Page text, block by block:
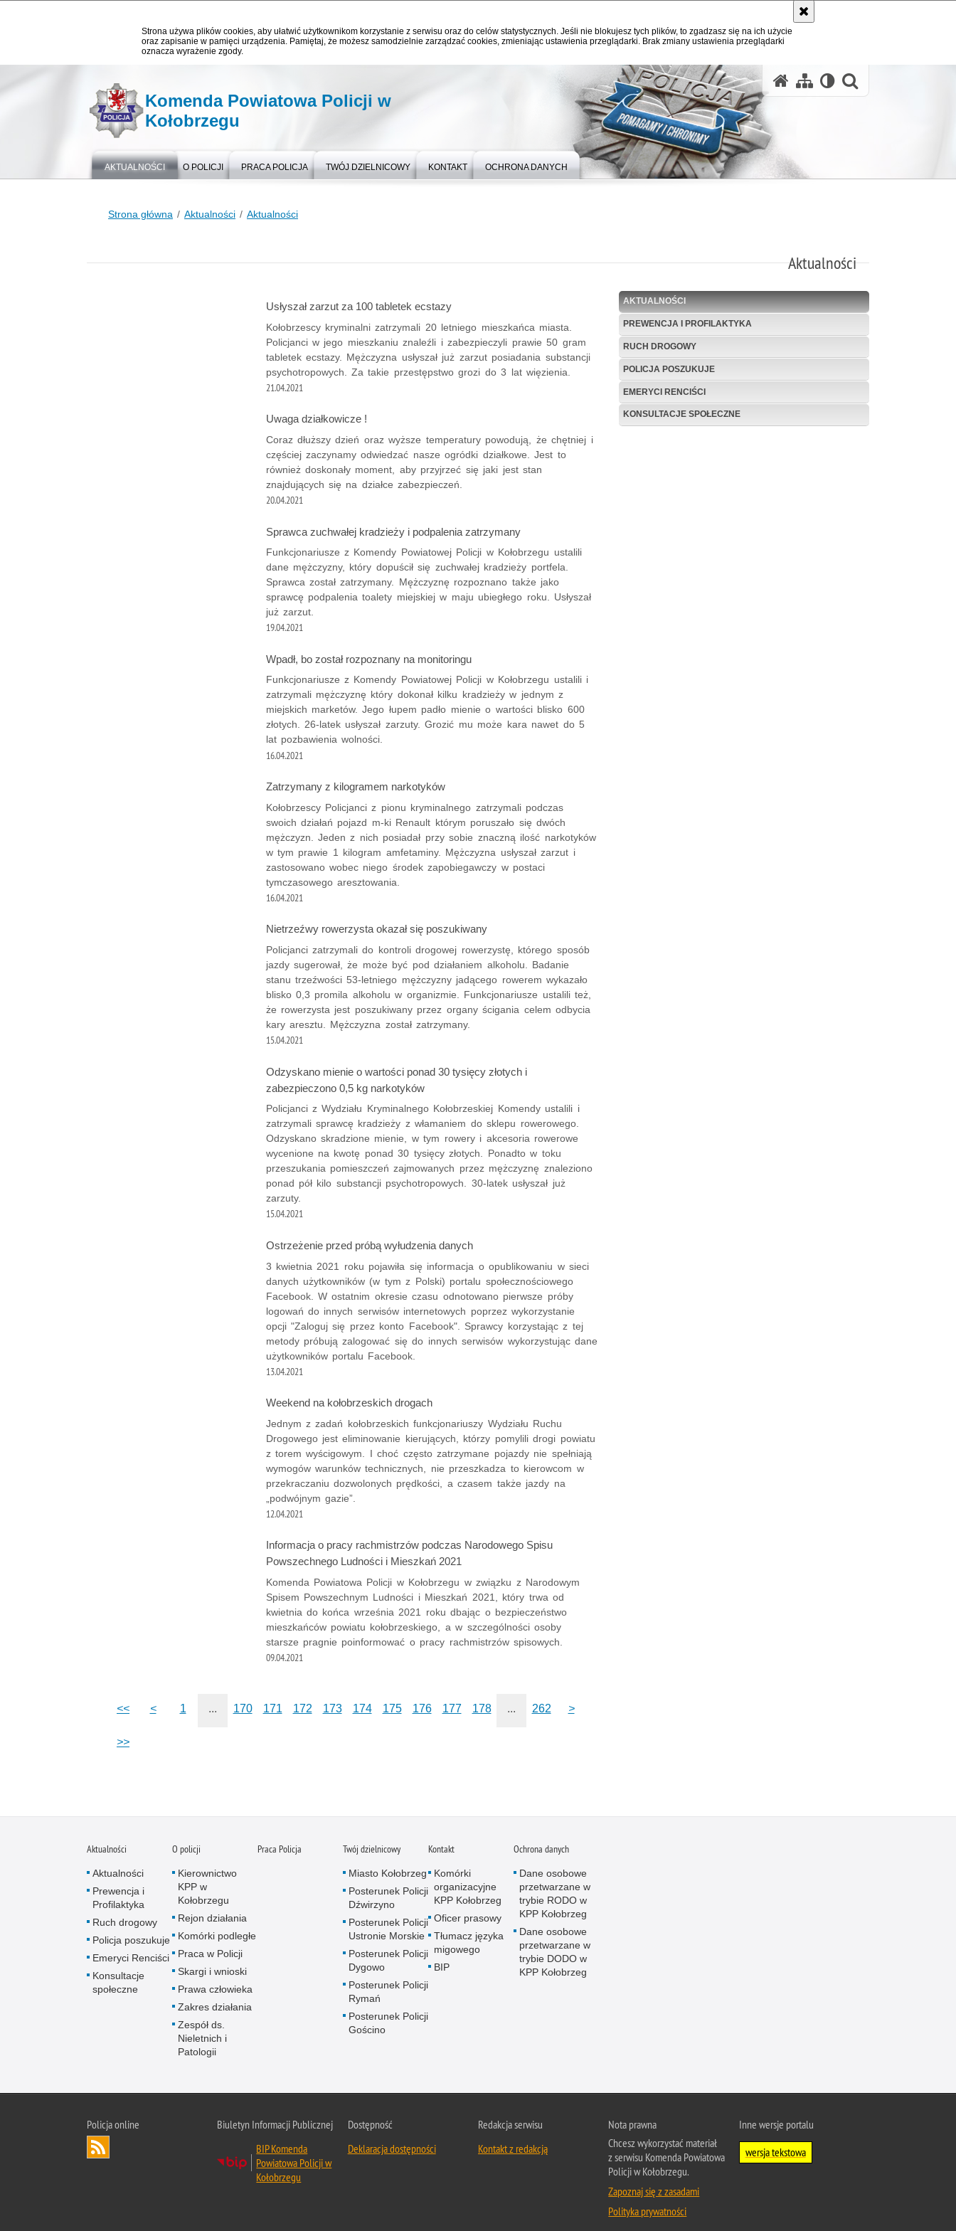
Strona używa plików cookies, aby ułatwić użytkownikom korzystanie z serwisu oraz do celów statystycznych. Jeśli nie blokujesz tych plików, to zgadzasz się na ich użycie
oraz zapisanie w pamięci urządzenia. Pamiętaj, że możesz samodzielnie zarządzać cookies, zmieniając ustawienia przeglądarki. Brak zmiany ustawienia przeglądarki
oznacza wyrażenie zgody.
Komenda Powiatowa Policji w
Kołobrzegu
AKTUALNOŚCI O POLICJI PRACA POLICJA TWÓJ DZIELNICOWY KONTAKT OCHRONA DANYCH
Strona główna Aktualności Aktualności
Aktualności
AKTUALNOŚCI
PREWENCJA I PROFILAKTYKA
RUCH DROGOWY
POLICJA POSZUKUJE
EMERYCI RENCIŚCI
KONSULTACJE SPOŁECZNE
Usłyszał zarzut za 100 tabletek ecstazy
Kołobrzescy kryminalni zatrzymali 20 letniego mieszkańca miasta.
Policjanci w jego mieszkaniu znaleźli i zabezpieczyli prawie 50 gram
tabletek ecstazy. Mężczyzna usłyszał już zarzut posiadania substancji
psychotropowych. Za takie przestępstwo grozi do 3 lat więzienia.
21.04.2021
Uwaga działkowicze !
Coraz dłuższy dzień oraz wyższe temperatury powodują, że chętniej i
częściej zaczynamy odwiedzać nasze ogródki działkowe. Jest to
również doskonały moment, aby przyjrzeć się jaki jest stan
znajdujących się na działce zabezpieczeń.
20.04.2021
Sprawca zuchwałej kradzieży i podpalenia zatrzymany
Funkcjonariusze z Komendy Powiatowej Policji w Kołobrzegu ustalili
dane mężczyzny, który dopuścił się zuchwałej kradzieży portfela.
Sprawca został zatrzymany. Mężczyznę rozpoznano także jako
sprawcę podpalenia toalety miejskiej w maju ubiegłego roku. Usłyszał
już zarzut.
19.04.2021
Wpadł, bo został rozpoznany na monitoringu
Funkcjonariusze z Komendy Powiatowej Policji w Kołobrzegu ustalili i
zatrzymali mężczyznę który dokonał kilku kradzieży w jednym z
miejskich marketów. Jego łupem padło mienie o wartości blisko 600
złotych. 26-latek usłyszał zarzuty. Grozić mu może kara nawet do 5
lat pozbawienia wolności.
16.04.2021
Zatrzymany z kilogramem narkotyków
Kołobrzescy Policjanci z pionu kryminalnego zatrzymali podczas
swoich działań pojazd m-ki Renault którym poruszało się dwóch
mężczyzn. Jeden z nich posiadał przy sobie znaczną ilość narkotyków
w tym prawie 1 kilogram amfetaminy. Mężczyzna usłyszał zarzut i
zastosowano wobec niego środek zapobiegawczy w postaci
tymczasowego aresztowania.
16.04.2021
Nietrzeźwy rowerzysta okazał się poszukiwany
Policjanci zatrzymali do kontroli drogowej rowerzystę, którego sposób
jazdy sugerował, że może być pod działaniem alkoholu. Badanie
stanu trzeźwości 53-letniego mężczyzny jadącego rowerem wykazało
blisko 0,3 promila alkoholu w organizmie. Funkcjonariusze ustalili też,
że rowerzysta jest poszukiwany przez organy ścigania celem odbycia
kary aresztu. Mężczyzna został zatrzymany.
15.04.2021
Odzyskano mienie o wartości ponad 30 tysięcy złotych i
zabezpieczono 0,5 kg narkotyków
Policjanci z Wydziału Kryminalnego Kołobrzeskiej Komendy ustalili i
zatrzymali sprawcę kradzieży z włamaniem do sklepu rowerowego.
Odzyskano skradzione mienie, w tym rowery i akcesoria rowerowe
wycenione na kwotę ponad 30 tysięcy złotych. Ponadto w toku
przeszukania pomieszczeń zajmowanych przez mężczyznę znaleziono
ponad pół kilo substancji psychotropowych. 30-latek usłyszał już
zarzuty.
15.04.2021
Ostrzeżenie przed próbą wyłudzenia danych
3 kwietnia 2021 roku pojawiła się informacja o opublikowaniu w sieci
danych użytkowników (w tym z Polski) portalu społecznościowego
Facebook. W ostatnim okresie czasu odnotowano pierwsze próby
logowań do innych serwisów internetowych poprzez wykorzystanie
opcji "Zaloguj się przez konto Facebook". Sprawcy korzystając z tej
metody próbują zalogować się do innych serwisów wykorzystując dane
użytkowników portalu Facebook.
13.04.2021
Weekend na kołobrzeskich drogach
Jednym z zadań kołobrzeskich funkcjonariuszy Wydziału Ruchu
Drogowego jest eliminowanie kierujących, którzy pomylili drogi powiatu
z torem wyścigowym. I choć często zatrzymane pojazdy nie spełniają
wymogów warunków technicznych, nie przeszkadza to kierowcom w
przekraczaniu dozwolonych prędkości, a czasem także jazdy na
„podwójnym gazie”.
12.04.2021
Informacja o pracy rachmistrzów podczas Narodowego Spisu
Powszechnego Ludności i Mieszkań 2021
Komenda Powiatowa Policji w Kołobrzegu w związku z Narodowym
Spisem Powszechnym Ludności i Mieszkań 2021, który trwa od
kwietnia do końca września 2021 roku dbając o bezpieczeństwo
mieszkańców powiatu kołobrzeskiego, a w szczególności osoby
starsze pragnie poinformować o pracy rachmistrzów spisowych.
09.04.2021
<< < 1 ... 170 171 172 173 174 175 176 177 178 ... 262 >
>>
Aktualności
Aktualności
Prewencja i
Profilaktyka
Ruch drogowy
Policja poszukuje
Emeryci Renciści
Konsultacje
społeczne
O policji
Kierownictwo
KPP w
Kołobrzegu
Rejon działania
Komórki podległe
Praca w Policji
Skargi i wnioski
Prawa człowieka
Zakres działania
Zespół ds.
Nieletnich i
Patologii
Praca Policja Twój dzielnicowy
Miasto Kołobrzeg
Posterunek Policji
Dźwirzyno
Posterunek Policji
Ustronie Morskie
Posterunek Policji
Dygowo
Posterunek Policji
Rymań
Posterunek Policji
Gościno
Kontakt
Komórki
organizacyjne
KPP Kołobrzeg
Oficer prasowy
Tłumacz języka
migowego
BIP
Ochrona danych
Dane osobowe
przetwarzane w
trybie RODO w
KPP Kołobrzeg
Dane osobowe
przetwarzane w
trybie DODO w
KPP Kołobrzeg
Policja online
Biuletyn Informacji Publicznej
BIP Komenda
Powiatowa Policji w
Kołobrzegu
Dostępność
Deklaracja dostępności
Redakcja serwisu
Kontakt z redakcją
Nota prawna
Chcesz wykorzystać materiał
z serwisu Komenda Powiatowa
Policji w Kołobrzegu.
Zapoznaj się z zasadami
Polityka prywatności
Inne wersje portalu
wersja tekstowa